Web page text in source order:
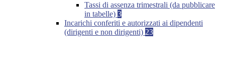
Tassi di assenza trimestrali (da pubblicare
in tabelle) 3
Incarichi conferiti e autorizzati ai dipendenti
(dirigenti e non dirigenti) 23